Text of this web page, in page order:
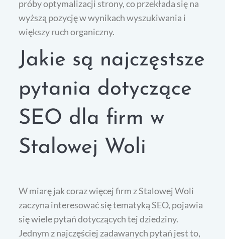
próby optymalizacji strony, co przekłada się na
wyższą pozycję w wynikach wyszukiwania i
większy ruch organiczny.
Jakie są najczęstsze
pytania dotyczące
SEO dla firm w
Stalowej Woli
W miarę jak coraz więcej firm z Stalowej Woli
zaczyna interesować się tematyką SEO, pojawia
się wiele pytań dotyczących tej dziedziny.
Jednym z najczęściej zadawanych pytań jest to,